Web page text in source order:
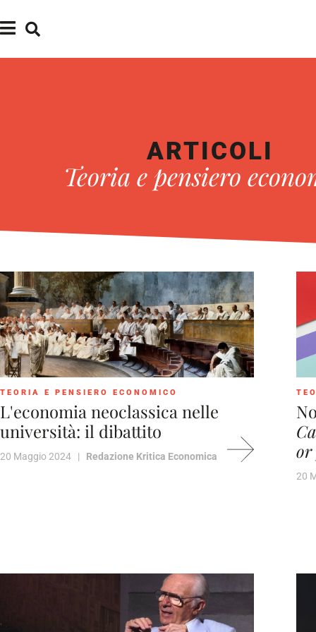
ARTICOLI
Teoria e pensiero
TEORIA E PENSIERO ECONOMICO
L'economia neoclassica nelle
università: il dibattito
20 Maggio 2024 | Redazione Kritica Economica
or
20